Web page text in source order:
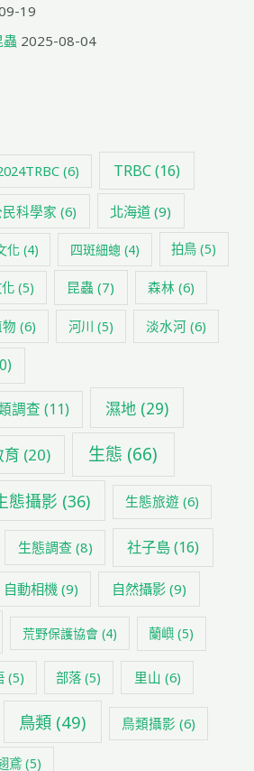
19
2025-08-04
(6) TRBC(16)
科學家 (6) 北海道 (9)
化(4) 四斑細蟌 (4) 拍鳥 (5)
(5) 昆蟲 (7) 森林 (6)
(6) 河川 (5) 淡水河 (6)
調查 (11) 濕地(29)
育 (20) 生態 (66)
態攝影 (36) 生態旅遊 (6)
生態調查(8) 社子島(16)
自動相機(9) 自然攝影 (9)
荒野保護協會(4) 蘭嶼 (5)
(5) 部落 (5) 里山 (6)
鳥類 (49) 鳥類攝影 (6)
鳶(5)